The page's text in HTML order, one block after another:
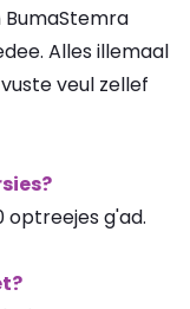
BumaStemra
Alles illemaal
veul zellef
optreejes g'ad.